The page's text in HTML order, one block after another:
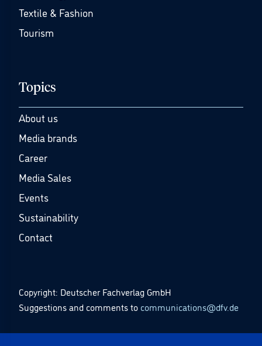
Textile & Fashion
Tourism
Topics
About us
Media brands
Career
Media Sales
Events
Sustainability
Contact
Copyright: Deutscher Fachverlag GmbH
Suggestions and comments to communications@dfv.de